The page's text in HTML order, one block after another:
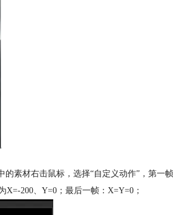
素材右击鼠标，选择“自定义动作”，第一帧
200、Y=0；最后一帧：X=Y=0；